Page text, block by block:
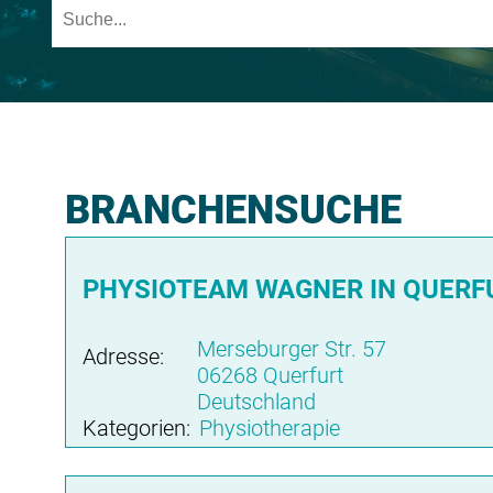
BRANCHENSUCHE
PHYSIOTEAM WAGNER IN
Adresse:
Merseburger Str. 57
06268 Querfurt
Deutschland
Kategorien: Physiotherapie